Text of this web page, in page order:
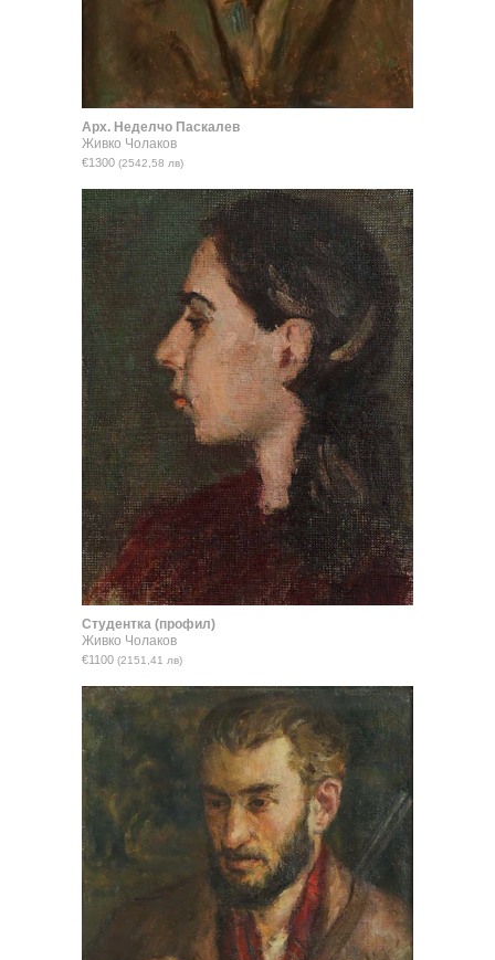
Aрх. Неделчо Паскалев
Живко Чолаков
€1300 (2542,58 лв)
Студентка (профил)
Живко Чолаков
€1100 (2151,41 лв)